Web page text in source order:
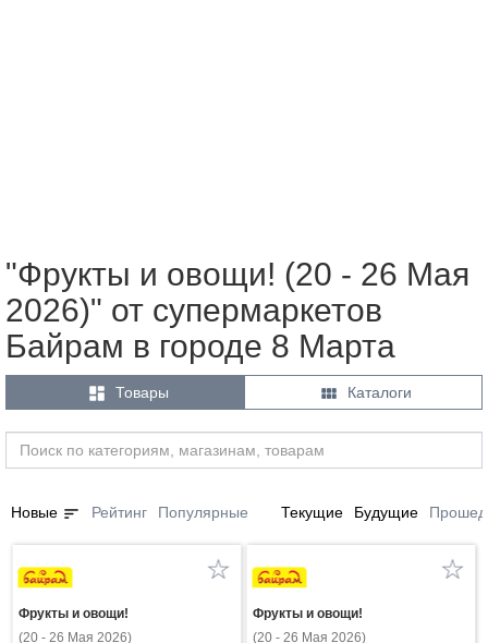
"Фрукты и овощи! (20 - 26 Мая
2026)" от супермаркетов
Байрам в городе 8 Марта
 Товары  Каталоги
Новые sort Рейтинг Популярные Текущие Будущие
Фрукты и овощи!
(20 - 26 Мая 2026)
Фрукты и овощи!
(20 - 26 Мая 2026)